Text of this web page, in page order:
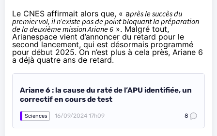
Le CNES affirmait alors que, « après le succès du
premier vol, il n’existe pas de point bloquant la préparation
de la deuxième mission Ariane 6 ». Malgré tout,
Arianespace vient d’annoncer du retard pour le
second lancement, qui est désormais programmé
pour début 2025. On n’est plus à cela près, Ariane 6
a déjà quatre ans de retard.
Ariane 6 : la cause du raté de l’APU identifiée, un
correctif en cours de test
Sciences 16/09/2024 17h09 8